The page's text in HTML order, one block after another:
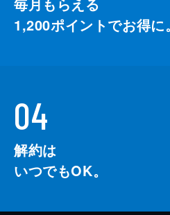
1,200ポイントでお得に。
04
解約は
いつでもOK。